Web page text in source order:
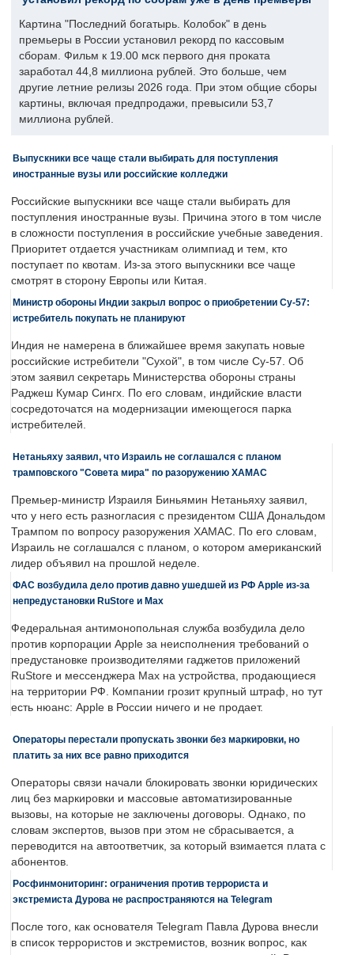
Картина "Последний богатырь. Колобок" в день
премьеры в России установил рекорд по кассовым
сборам. Фильм к 19.00 мск первого дня проката
заработал 44,8 миллиона рублей. Это больше, чем
другие летние релизы 2026 года. При этом общие сборы
картины, включая предпродажи, превысили 53,7
миллиона рублей.
Выпускники все чаще стали выбирать для поступления
иностранные вузы или российские колледжи
Российские выпускники все чаще стали выбирать для
поступления иностранные вузы. Причина этого в том числе
в сложности поступления в российские учебные заведения.
Приоритет отдается участникам олимпиад и тем, кто
поступает по квотам. Из-за этого выпускники все чаще
смотрят в сторону Европы или Китая.
Министр обороны Индии закрыл вопрос о приобретении Су-57:
истребитель покупать не планируют
Индия не намерена в ближайшее время закупать новые
российские истребители "Сухой", в том числе Су-57. Об
этом заявил секретарь Министерства обороны страны
Раджеш Кумар Сингх. По его словам, индийские власти
сосредоточатся на модернизации имеющегося парка
истребителей.
Нетаньяху заявил, что Израиль не соглашался с планом
трамповского "Совета мира" по разоружению ХАМАС
Премьер-министр Израиля Биньямин Нетаньяху заявил,
что у него есть разногласия с президентом США Дональдом
Трампом по вопросу разоружения ХАМАС. По его словам,
Израиль не соглашался с планом, о котором американский
лидер объявил на прошлой неделе.
ФАС возбудила дело против давно ушедшей из РФ Apple из-за
непредустановки RuStore и Max
Федеральная антимонопольная служба возбудила дело
против корпорации Apple за неисполнения требований о
предустановке производителями гаджетов приложений
RuStore и мессенджера Max на устройства, продающиеся
на территории РФ. Компании грозит крупный штраф, но тут
есть нюанс: Apple в России ничего и не продает.
Операторы перестали пропускать звонки без маркировки, но
платить за них все равно приходится
Операторы связи начали блокировать звонки юридических
лиц без маркировки и массовые автоматизированные
вызовы, на которые не заключены договоры. Однако, по
словам экспертов, вызов при этом не сбрасывается, а
переводится на автоответчик, за который взимается плата с
абонентов.
Росфинмониторинг: ограничения против террориста и
экстремиста Дурова не распространяются на Telegram
После того, как основателя Telegram Павла Дурова внесли
в список террористов и экстремистов, возник вопрос, как